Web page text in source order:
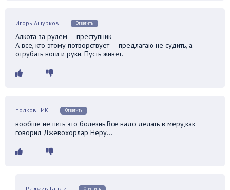
Игорь Ашурков Ответить
Алкота за рулем — преступник
А все, кто этому потворствует — предлагаю не судить, а
отрубать ноги и руки. Пусть живет.
полковНИК Ответить
вообще не пить это болезнь.Все надо делать в меру,как
говорил Джевохорлар Неру…
Ответить